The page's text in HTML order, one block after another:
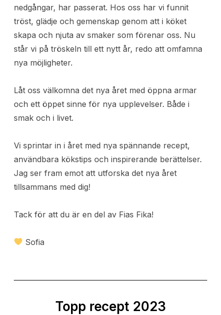
nedgångar, har passerat. Hos oss har vi funnit
tröst, glädje och gemenskap genom att i köket
skapa och njuta av smaker som förenar oss. Nu
står vi på tröskeln till ett nytt år, redo att omfamna
nya möjligheter.
Låt oss välkomna det nya året med öppna armar
och ett öppet sinne för nya upplevelser. Både i
smak och i livet.
Vi sprintar in i året med nya spännande recept,
användbara kökstips och inspirerande berättelser.
Jag ser fram emot att utforska det nya året
tillsammans med dig!
Tack för att du är en del av Fias Fika!
Sofia
Topp recept 2023